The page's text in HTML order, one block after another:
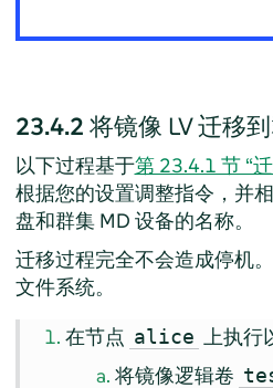
23.4.2 将镜像 LV 迁移
以下过程基于第 23.4.1 节 “
根据您的设置调整指令，并
盘和群集 MD 设备的名称。
迁移过程完全不会造成停机
文件系统。
在节点 alice 上执行
将镜像逻辑卷